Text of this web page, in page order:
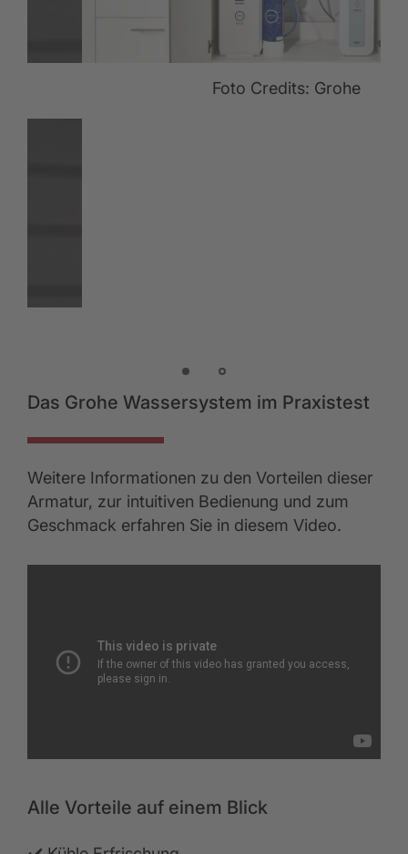
Foto Credits: Grohe
Das Grohe Wassersystem im Praxistest
Weitere Informationen zu den Vorteilen dieser
Armatur, zur intuitiven Bedienung und zum
Geschmack erfahren Sie in diesem Video.
Alle Vorteile auf einem Blick